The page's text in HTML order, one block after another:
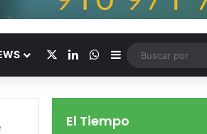
LinkedInWhatsApp
Barra lateral
El Tiempo